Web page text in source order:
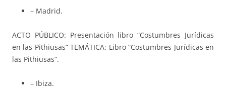
– Madrid.
ACTO PÚBLICO: Presentación libro “Costumbres Jurídicas
en las Pithiusas” TEMÁTICA: Libro “Costumbres Jurídicas en
las Pithiusas”.
– Ibiza.